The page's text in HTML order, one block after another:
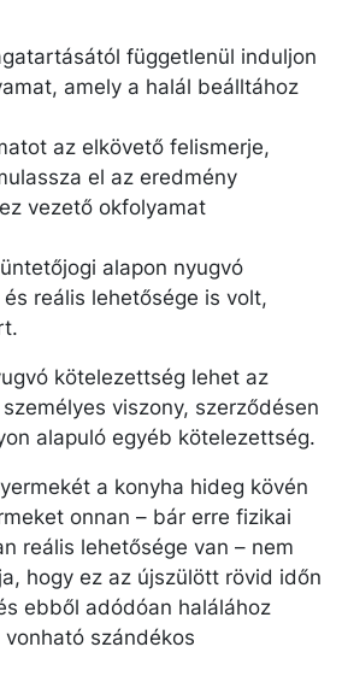
függetlenül induljon
amely a halál beálltához
az elkövető felismerje,
el az eredmény
vezető okfolyamat
alapon nyugvó
reális lehetősége is volt,
kötelezettség lehet az
viszony, szerződésen
alapuló egyéb kötelezettség.
a konyha hideg kövén
onnan – bár erre fizikai
reális lehetősége van – nem
hogy ez az újszülött rövid időn
ebből adódóan halálához
szándékos